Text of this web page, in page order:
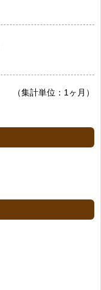
（集計単位：1ヶ月）